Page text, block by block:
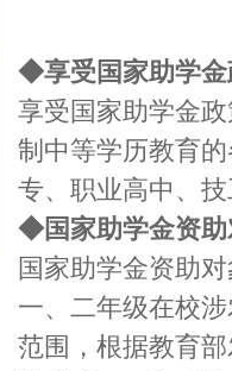
◆享受国家助学金
享受国家助学金
制中等学历教育
专、职业高中、
◆国家助学金资助
国家助学金资助
一、二年级在校
范围，根据教育